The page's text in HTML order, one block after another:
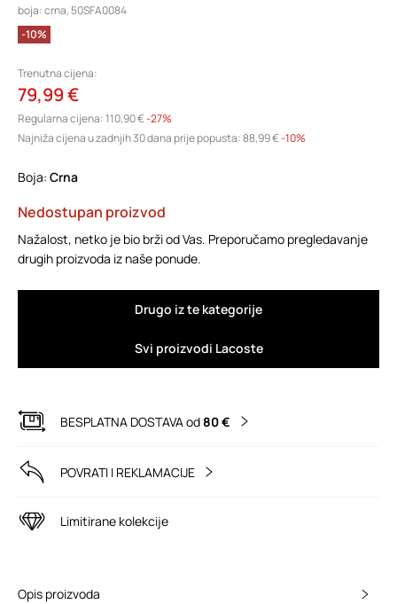
boja: crna, 50SFA0084
-10%
Trenutna cijena:
79,99 €
Regularna cijena:110,90 €-27%
Najniža cijena u zadnjih 30 dana prije popusta:88,99 € -10%
Boja: crna
Nedostupan proizvod
Nažalost, netko je bio brži od Vas. Preporučamo pregledavanje
drugih proizvoda iz naše ponude.
Drugo iz te kategorije
Svi proizvodi Lacoste
BESPLATNA DOSTAVA od80 €
POVRATI I REKLAMACIJE
Limitirane kolekcije
Opis proizvoda